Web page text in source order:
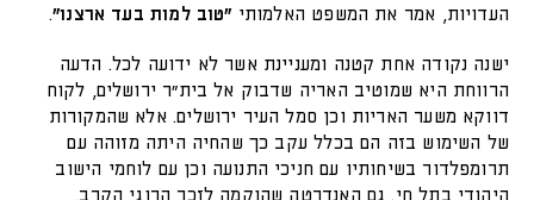
העדויות, אמר את המשפט האלמותי"טוב למות בעד ארצנו".
ישנה נקודה אחת קטנה ומעניינת אשר לא ידועה לכל. הדעה
הרווחת היא שמוטיב האריה שדבוק אל בית"ר ירושלים, לקוח
דווקא משער האריות וכן סמל העיר ירושלים. אלא שהמקורות
של השימוש בזה הם בכלל עקב כך שהחיה היתה מזוהה עם
תרומפלדור בשיחותיו עם חניכי התנועה וכן עם לוחמי הישוב
היהודי בתל חי. גם האנדרטה שהוקמה לזכר הרוגי הקרב,